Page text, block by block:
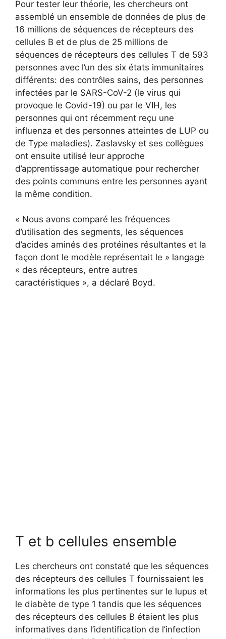
Pour tester leur théorie, les chercheurs ont
assemblé un ensemble de données de plus de
16 millions de séquences de récepteurs des
cellules B et de plus de 25 millions de
séquences de récepteurs des cellules T de 593
personnes avec l’un des six états immunitaires
différents: des contrôles sains, des personnes
infectées par le SARS-CoV-2 (le virus qui
provoque le Covid-19) ou par le VIH, les
personnes qui ont récemment reçu une
influenza et des personnes atteintes de LUP ou
de Type maladies). Zaslavsky et ses collègues
ont ensuite utilisé leur approche
d’apprentissage automatique pour rechercher
des points communs entre les personnes ayant
la même condition.
« Nous avons comparé les fréquences
d’utilisation des segments, les séquences
d’acides aminés des protéines résultantes et la
façon dont le modèle représentait le » langage
« des récepteurs, entre autres
caractéristiques », a déclaré Boyd.
T et b cellules ensemble
Les chercheurs ont constaté que les séquences
des récepteurs des cellules T fournissaient les
informations les plus pertinentes sur le lupus et
le diabète de type 1 tandis que les séquences
des récepteurs des cellules B étaient les plus
informatives dans l’identification de l’infection